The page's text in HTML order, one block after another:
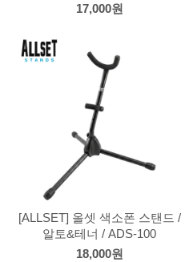
17,000원
[ALLSET] 올셋 색소폰 스탠드 /
알토&테너 / ADS-100
18,000원